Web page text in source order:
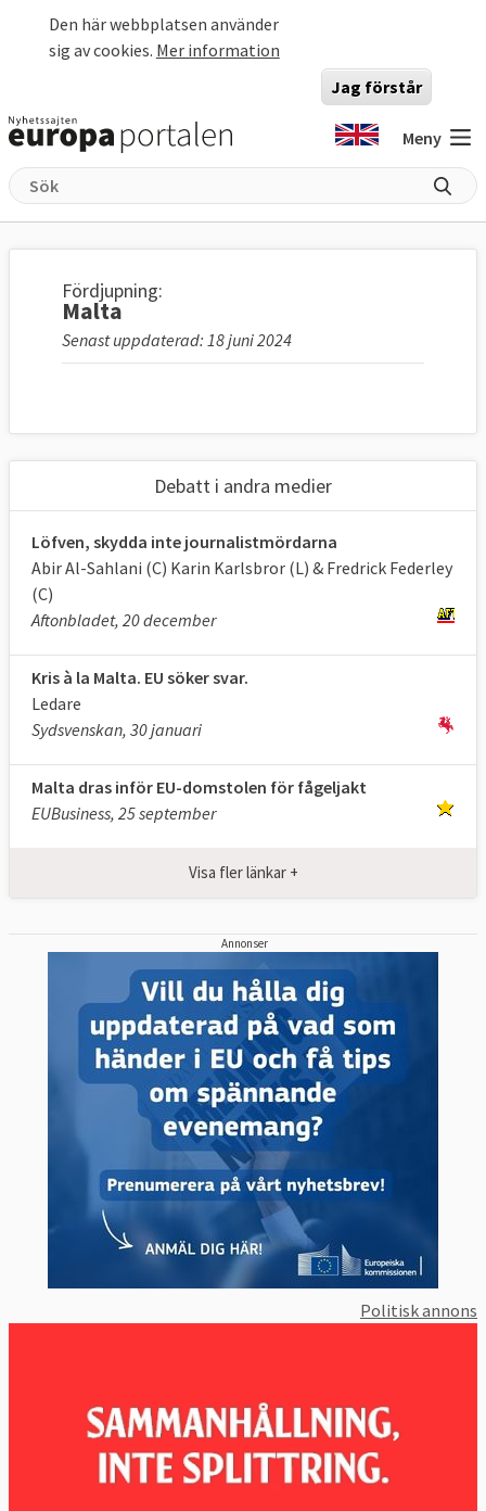
Den här webbplatsen använder
sig av cookies. Mer information
Jag förstår
Meny
Fördjupning:
Malta
Senast uppdaterad: 18 juni 2024
Debatt i andra medier
Löfven, skydda inte journalistmördarna
Abir Al-Sahlani (C) Karin Karlsbror (L) & Fredrick Federley
(C)
Aftonbladet, 20 december
Kris à la Malta. EU söker svar.
Ledare
Sydsvenskan, 30 januari
Malta dras inför EU-domstolen för fågeljakt
EUBusiness, 25 september
Visa fler länkar +
Annonser
Politisk annons